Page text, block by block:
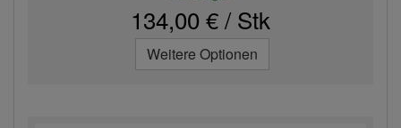
134,00 € / Stk
Weitere Optionen